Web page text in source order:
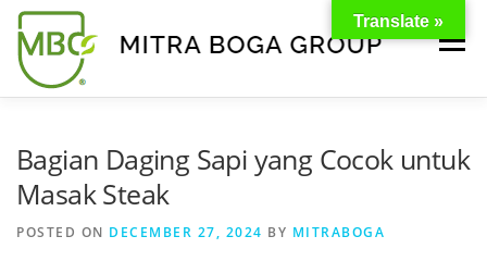
Menu
Bagian Daging Sapi yang Cocok untuk
Masak Steak
POSTED ON DECEMBER 27, 2024 BY MITRABOGA
Translate »